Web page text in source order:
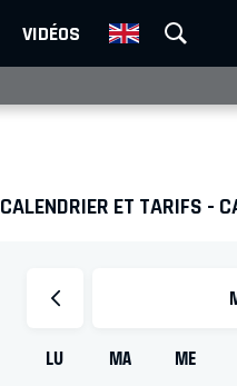
VIDÉOS
CALENDRIER ET TARIFS -
LU MA ME